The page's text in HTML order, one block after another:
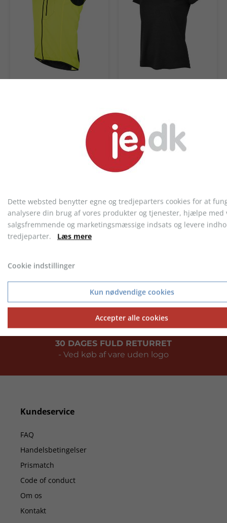
KONTAKT KUNDESERVICE
- Vi matcher altid prisen
30 DAGES FULD RETURRET
- Ved køb af vare uden logo
Kundeservice
FAQ
Handelsbetingelser
Prismatch
Code of conduct
Om os
Kontakt
Dette websted benytter egne og tredjeparters cookies for at
analysere din brug af vores produkter og tjenester, hjælpe med
salgsfremmende og marketingsmæssige indsats og levere
tredjeparter. Læs mere
Cookie indstillinger
Kun nødvendige cookies
Accepter alle cookies